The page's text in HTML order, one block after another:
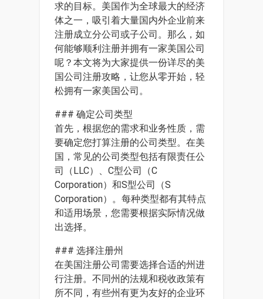
求的目标。美国作为全球最大的经济
体之一，吸引着大量国内外企业前来
注册成立分公司或子公司。那么，如
何能够顺利注册并拥有一家美国公司
呢？本文将为大家提供一份详尽的美
国公司注册攻略，让您从零开始，轻
松拥有一家美国公司。
### 确定公司类型
首先，根据您的需求和业务性质，需
要确定您打算注册的公司类型。在美
国，常见的公司类型包括有限责任公
司（LLC）、C型公司（C
Corporation）和S型公司（S
Corporation）。每种类型都有其特点
和适用场景，您需要根据实际情况做
出选择。
### 选择注册州
在美国注册公司需要选择合适的州进
行注册。不同州的法规和税收政策有
所不同，有些州有更为友好的企业环